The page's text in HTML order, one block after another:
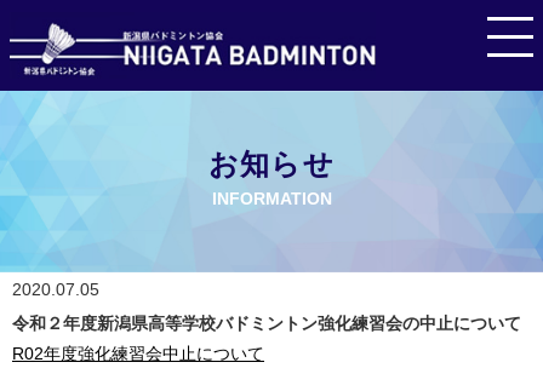
お知らせ
INFORMATION
2020.07.05
令和２年度新潟県高等学校バドミントン強化練習会の中止について
R02年度強化練習会中止について